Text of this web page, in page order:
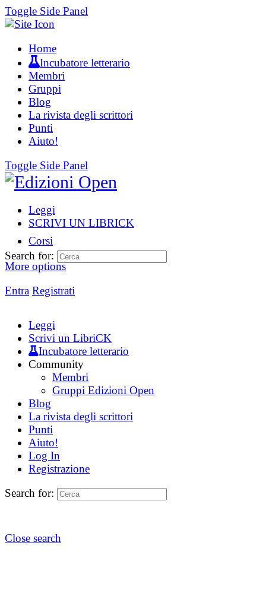
Toggle Side Panel
Home
Incubatore letterario
Membri
Gruppi
Blog
La rivista degli scrittori
Punti
Aiuto!
Toggle Side Panel
Leggi
SCRIVI UN LIBRICK
Corsi
More options
Entra Registrati
Search for:
Leggi
Scrivi un LibriCK
Incubatore letterario
Community
Membri
Gruppi Edizioni Open
Blog
La rivista degli scrittori
Punti
Aiuto!
Log In
Registrazione
Search for:
Close search